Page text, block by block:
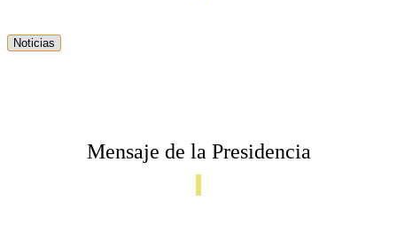
Noticias
Mensaje de la Presidencia